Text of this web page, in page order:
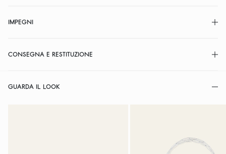
IMPEGNI
CONSEGNA E RESTITUZIONE
GUARDA IL LOOK